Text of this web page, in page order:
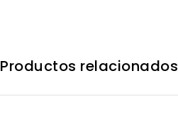
Productos relacionados